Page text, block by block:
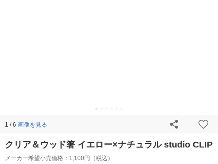
1 / 6 画像を見る
クリア＆ウッド箸 イエロー×ナチュラル studio CLIP
メーカー希望小売価格： 1,100円（税込）